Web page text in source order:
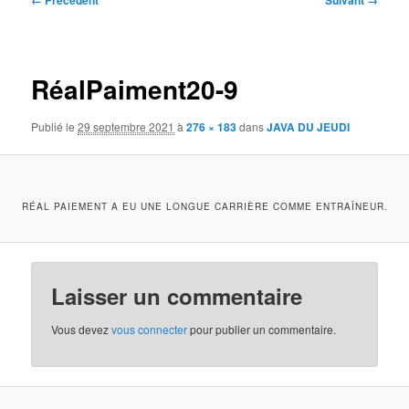
RéalPaiment20-9
Publié le29 septembre 2021 à276 × 183dansJAVA DU JEUDI
RÉAL PAIEMENT A EU UNE LONGUE CARRIÈRE COMME ENTRAÎNEUR.
Laisser un commentaire
Vous devezvous connecterpour publier un commentaire.